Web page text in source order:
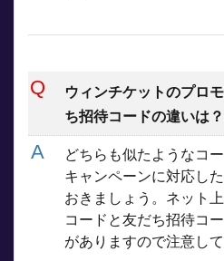
ウィンチケットのプロ
ち招待コードの違いは？
どちらも似たようなコ
キャンペーンに対応し
おきましょう。ネット
コードと友だち招待コ
がありますので注意して